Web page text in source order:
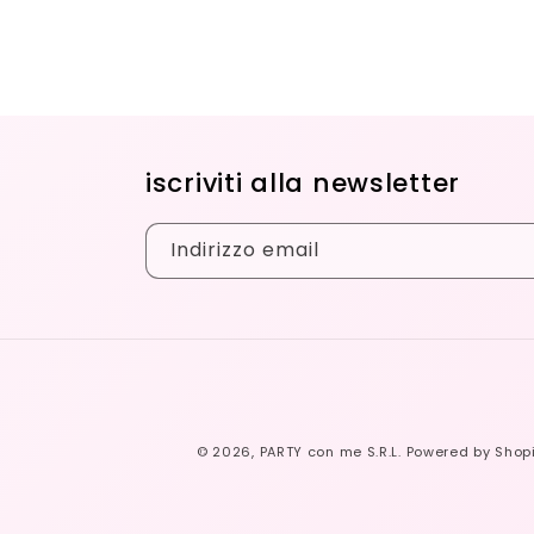
iscriviti alla newsletter
Indirizzo email
© 2026, PARTY con me S.R.L. Powered by